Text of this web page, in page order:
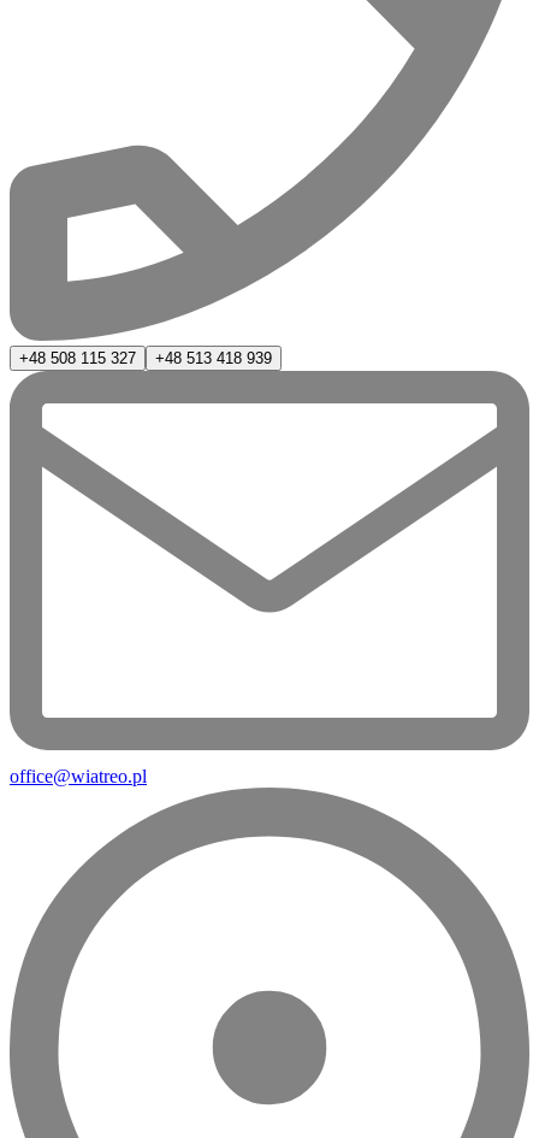
+48 508 115 327 +48 513 418 939
office@wiatreo.pl